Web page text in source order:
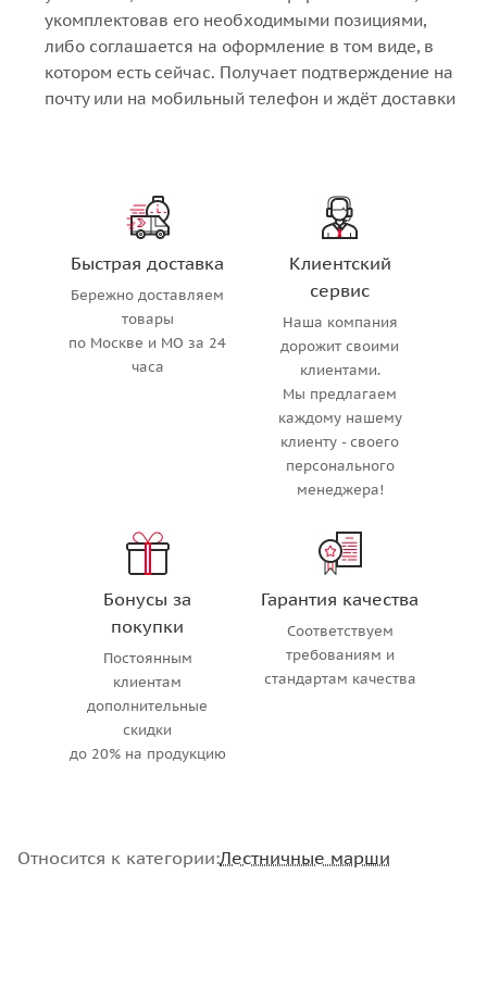
укомплектовав его необходимыми позициями,
либо соглашается на оформление в том виде, в
котором есть сейчас. Получает подтверждение на
почту или на мобильный телефон и ждёт доставки
Быстрая доставка
Бережно доставляем
товары
по Москве и МО за 24
часа
Клиентский
сервис
Наша компания
дорожит своими
клиентами.
Мы предлагаем
каждому нашему
клиенту - своего
персонального
менеджера!
Бонусы за
покупки
Постоянным
клиентам
дополнительные
скидки
до 20% на продукцию
Гарантия качества
Соответствуем
требованиям и
стандартам качества
Относится к категории:Лестничные марши